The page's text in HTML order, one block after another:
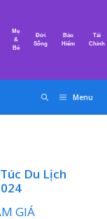
Mẹ
&
Bé
Đời
Sống
Bảo
Hiểm
Tài
Chính
Menu
Du Lịch
GIÁ